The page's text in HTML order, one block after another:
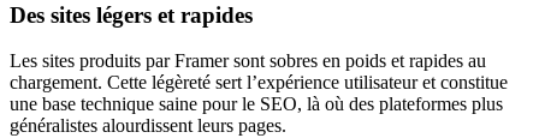
Des sites légers et rapides
Les sites produits par Framer sont sobres en poids et rapides au
chargement. Cette légèreté sert l’expérience utilisateur et constitue
une base technique saine pour le SEO, là où des plateformes plus
généralistes alourdissent leurs pages.